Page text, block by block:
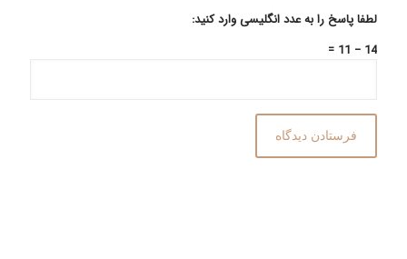
لطفا پاسخ را به عدد انگلیسی وارد کنید:
14 − 11 =